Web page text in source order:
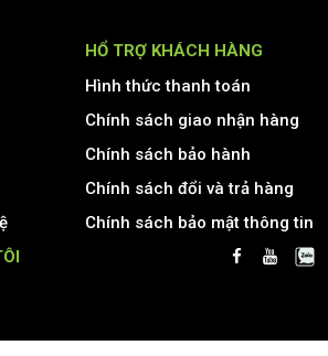
HỔ TRỢ KHÁCH HÀNG
Hình thức thanh toán
Chính sách giao nhận hàng
Chính sách bảo hành
Chính sách đổi và trả hàng
Chính sách bảo mật thông tin